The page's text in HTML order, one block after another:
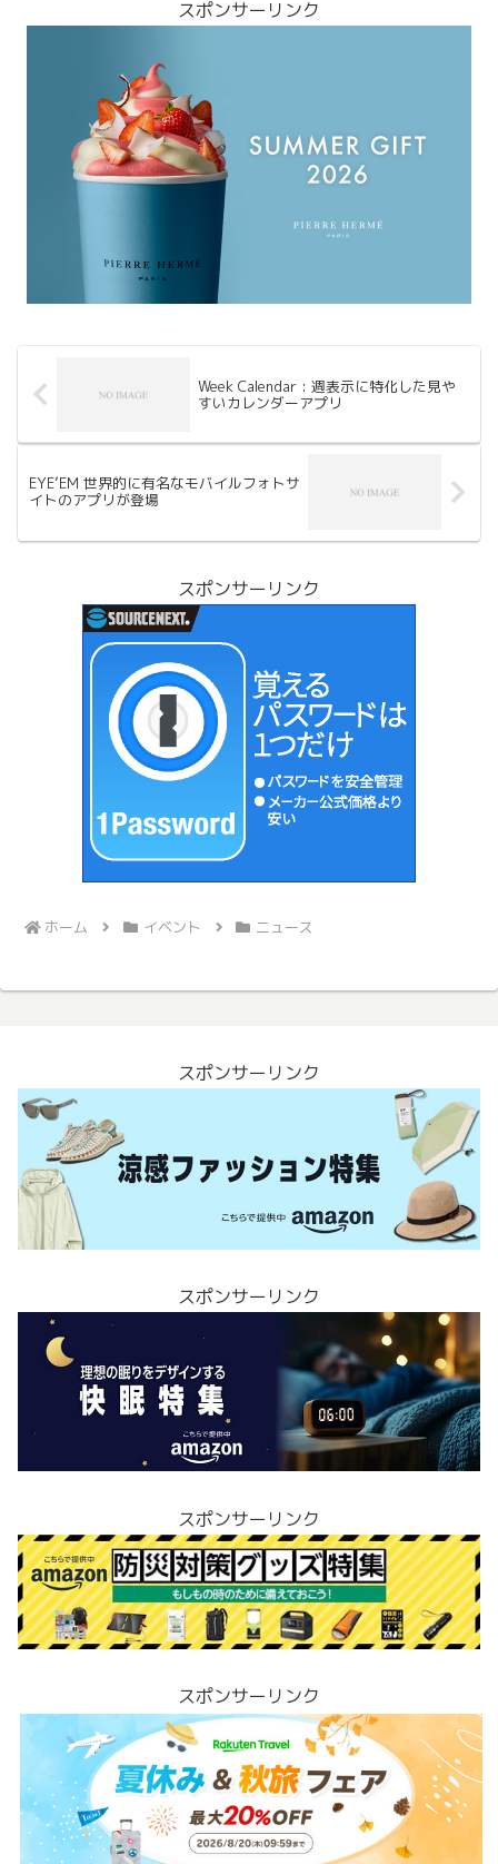
スポンサーリンク
Week Calendar : 週表示に特化した見や
すいカレンダーアプリ
EYE’EM 世界的に有名なモバイルフォトサ
イトのアプリが登場
スポンサーリンク
ホーム イベント ニュース
スポンサーリンク
スポンサーリンク
スポンサーリンク
スポンサーリンク